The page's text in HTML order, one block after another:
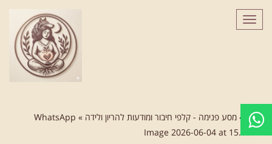
לתוכן
תפריט
ראשי » מסע פנימה - קלפי חיבור ומודעות להריון ולידה »
WhatsApp
Image 2026-06-04 at 15.55.17